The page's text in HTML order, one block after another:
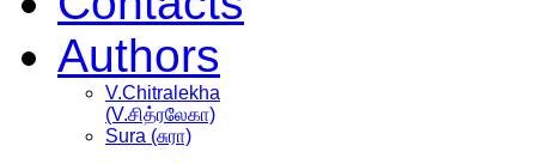
Authors
V.Chitralekha
(V.சித்ரலேகா)
Sura (சுரா)